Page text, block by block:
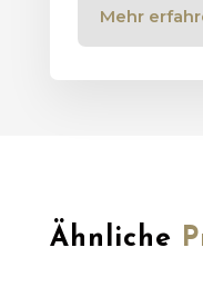
Mehr
Ähnliche